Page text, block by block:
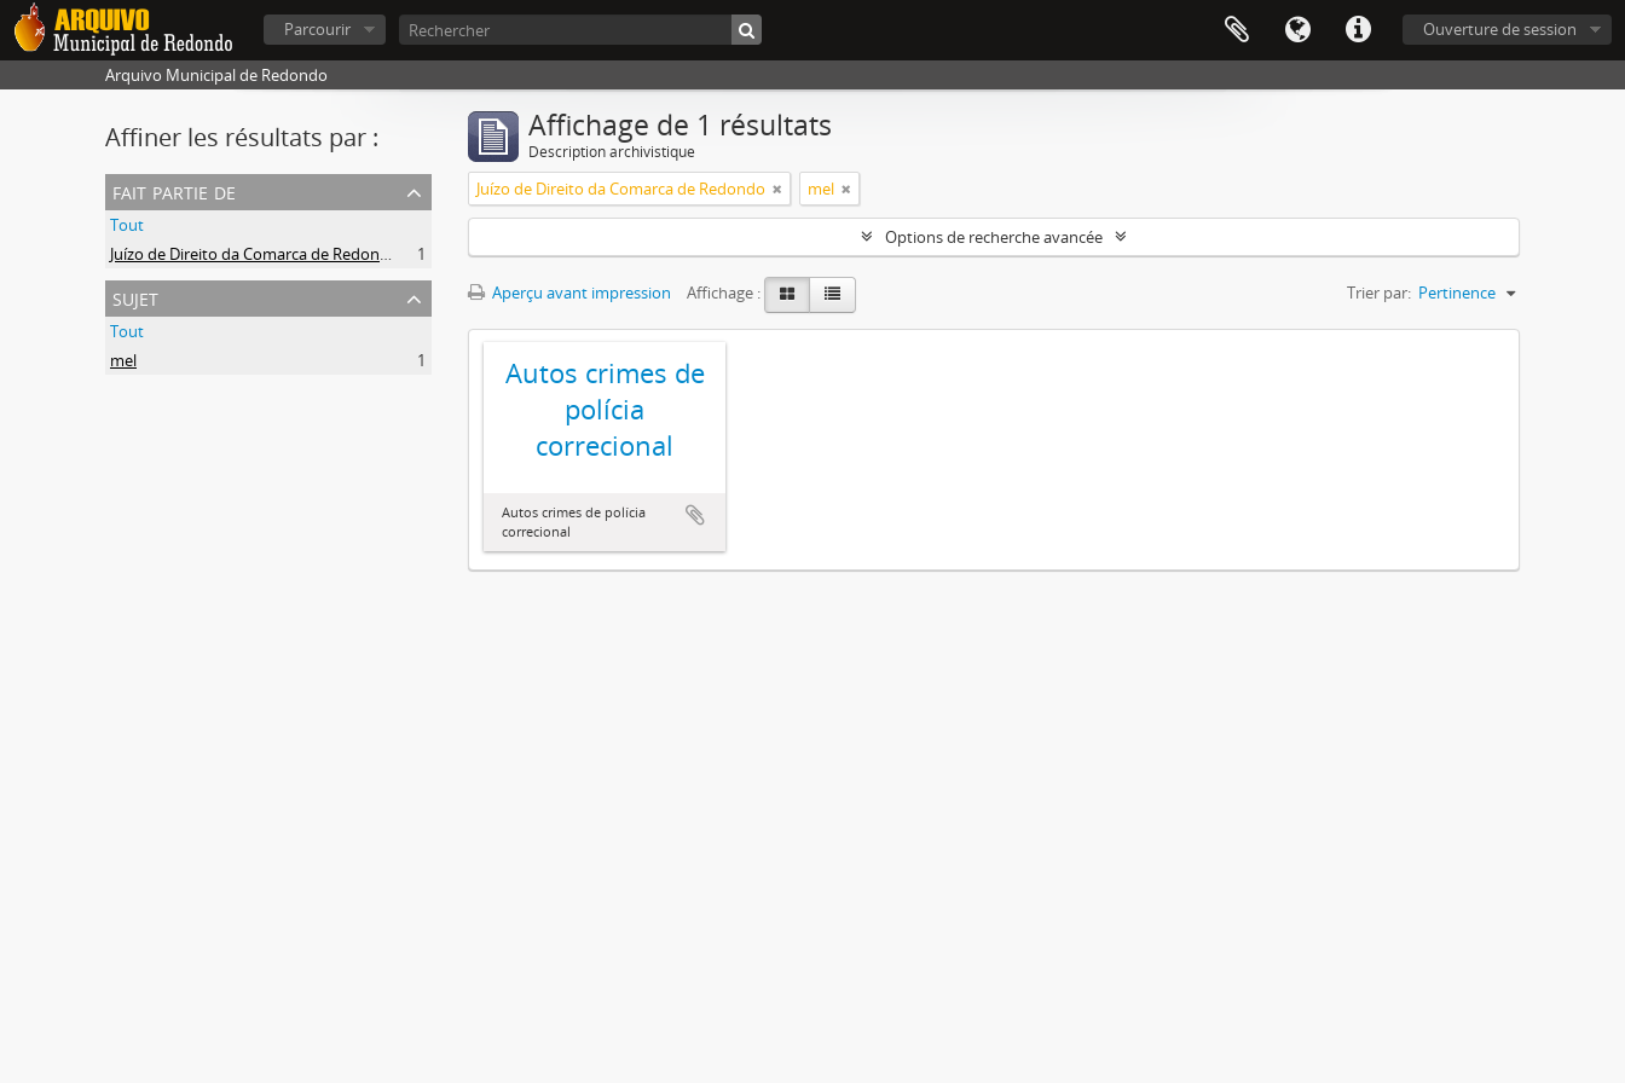
Ouverture de session
Parcourir
Arquivo Municipal de Redondo
Affiner les résultats par :
fait partie de
Tout
Juízo de Direito da Comarca de Redondo
1
sujet
Tout
mel
1
Affichage de 1 résultats
Description archivistique
Juízo de Direito da Comarca de Redondo mel
Options de recherche avancée
Aperçu avant impression Affichage : Trier par: Pertinence
Autos crimes de
polícia
correcional
Autos crimes de polícia
correcional